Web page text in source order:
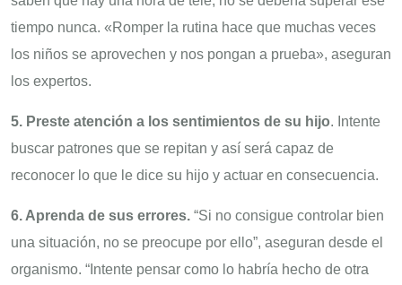
tiempo nunca. «Romper la rutina hace que muchas veces
los niños se aprovechen y nos pongan a prueba», aseguran
los expertos.
5. Preste atención a los sentimientos de su hijo. Intente
buscar patrones que se repitan y así será capaz de
reconocer lo que le dice su hijo y actuar en consecuencia.
6. Aprenda de sus errores. “Si no consigue controlar bien
una situación, no se preocupe por ello”, aseguran desde el
organismo. “Intente pensar como lo habría hecho de otra